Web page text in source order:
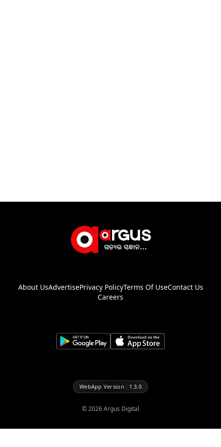
About UsAdvertisePrivacy PolicyTerms Of UseContact Us
Careers
WebApp Version : 1.3.0
©2026Argus Digital